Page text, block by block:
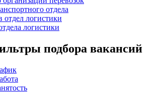
отдела
отдел логистики
логистики
подбора вакансий